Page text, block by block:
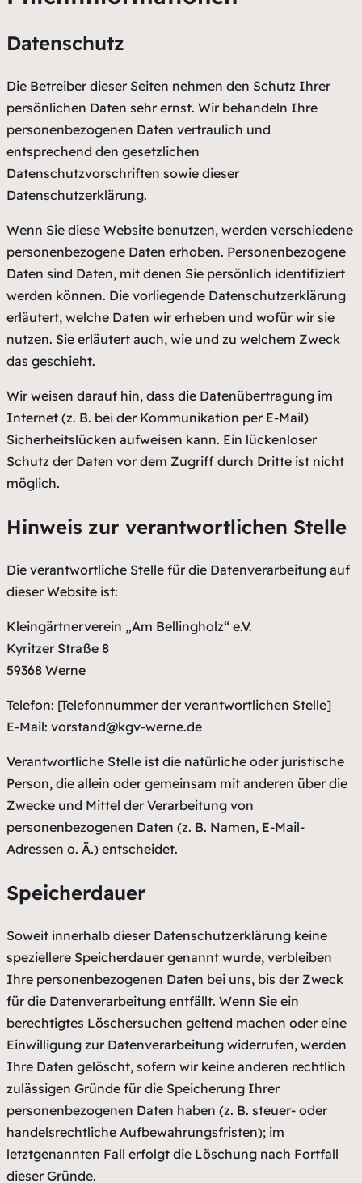
Datenschutz
Die Betreiber dieser Seiten nehmen den Schutz Ihrer
persönlichen Daten sehr ernst. Wir behandeln Ihre
personenbezogenen Daten vertraulich und
entsprechend den gesetzlichen
Datenschutzvorschriften sowie dieser
Datenschutzerklärung.
Wenn Sie diese Website benutzen, werden verschiedene
personenbezogene Daten erhoben. Personenbezogene
Daten sind Daten, mit denen Sie persönlich identifiziert
werden können. Die vorliegende Datenschutzerklärung
erläutert, welche Daten wir erheben und wofür wir sie
nutzen. Sie erläutert auch, wie und zu welchem Zweck
das geschieht.
Wir weisen darauf hin, dass die Datenübertragung im
Internet (z. B. bei der Kommunikation per E-Mail)
Sicherheitslücken aufweisen kann. Ein lückenloser
Schutz der Daten vor dem Zugriff durch Dritte ist nicht
möglich.
Hinweis zur verantwortlichen Stelle
Die verantwortliche Stelle für die Datenverarbeitung auf
dieser Website ist:
Kleingärtnerverein „Am Bellingholz“ e.V.
Kyritzer Straße 8
59368 Werne
Telefon: [Telefonnummer der verantwortlichen Stelle]
E-Mail: vorstand@kgv-werne.de
Verantwortliche Stelle ist die natürliche oder juristische
Person, die allein oder gemeinsam mit anderen über die
Zwecke und Mittel der Verarbeitung von
personenbezogenen Daten (z. B. Namen, E-Mail-
Adressen o. Ä.) entscheidet.
Speicherdauer
Soweit innerhalb dieser Datenschutzerklärung keine
speziellere Speicherdauer genannt wurde, verbleiben
Ihre personenbezogenen Daten bei uns, bis der Zweck
für die Datenverarbeitung entfällt. Wenn Sie ein
berechtigtes Löschersuchen geltend machen oder eine
Einwilligung zur Datenverarbeitung widerrufen, werden
Ihre Daten gelöscht, sofern wir keine anderen rechtlich
zulässigen Gründe für die Speicherung Ihrer
personenbezogenen Daten haben (z. B. steuer- oder
handelsrechtliche Aufbewahrungsfristen); im
letztgenannten Fall erfolgt die Löschung nach Fortfall
dieser Gründe.